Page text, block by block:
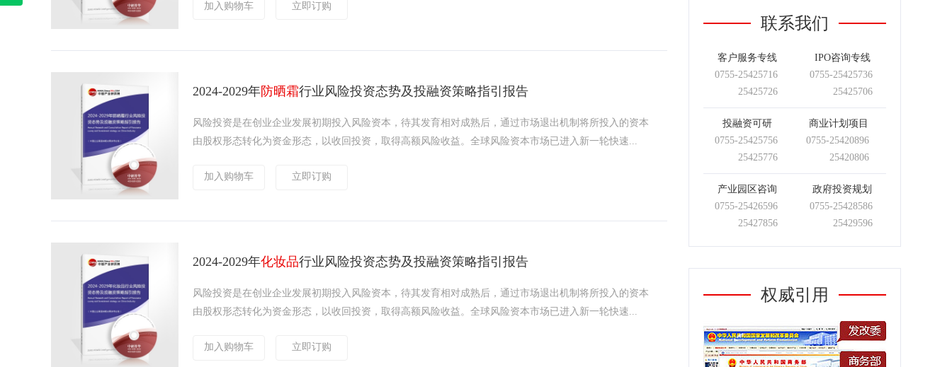
加入购物车 立即订购
2024-2029年防晒霜行业风险投资态势及投融资策略指引报告
风险投资是在创业企业发展初期投入风险资本，待其发育相对成熟后，通过市场退出机制将所投入的资本
由股权形态转化为资金形态，以收回投资，取得高额风险收益。全球风险资本市场已进入新一轮快速...
加入购物车 立即订购
2024-2029年化妆品行业风险投资态势及投融资策略指引报告
风险投资是在创业企业发展初期投入风险资本，待其发育相对成熟后，通过市场退出机制将所投入的资本
由股权形态转化为资金形态，以收回投资，取得高额风险收益。全球风险资本市场已进入新一轮快速...
加入购物车 立即订购
联系我们
客户服务专线
0755-25425716
25425726
IPO咨询专线
0755-25425736
25425706
投融资可研
0755-25425756
25425776
商业计划项目
0755-25420896
25420806
产业园区咨询
0755-25426596
25427856
政府投资规划
0755-25428586
25429596
权威引用